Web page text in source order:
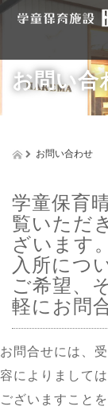
お問い合
お問い合わせ
学童保育
覧いただ
ざいます。
入所につ
ご希望、
軽にお問
お問合せには、
容によりまして
ございますこと